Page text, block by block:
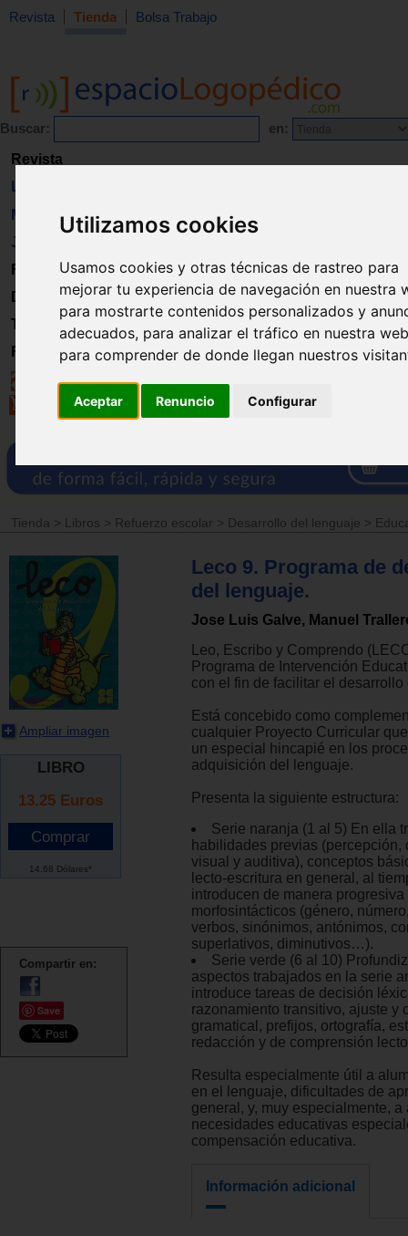
Utilizamos cookies
Usamos cookies y otras técnicas de rastreo para
mejorar tu experiencia de navegación en nuestra
para mostrarte contenidos personalizados y
adecuados, para analizar el tráfico en nuestra
para comprender de donde llegan nuestros
Aceptar Renuncio Configurar
Revista Tienda Bolsa Trabajo
Buscar: en:
Revista
Libros
Material
Juguetes
Formación
Directorio
Trabajo
Registro
Tienda > Libros > Refuerzo escolar > Desarrollo del lenguaje >
Ampliar imagen
LIBRO
13.25 Euros
14.68 Dólares*
Compartir en:
Save
Leco 9. Programa de
del lenguaje.
Jose Luis Galve, Manuel
Leo, Escribo y Comprendo
Programa de Intervención
con el fin de facilitar el
Está concebido como
cualquier Proyecto Curricular
un especial hincapié en los
adquisición del lenguaje.
Presenta la siguiente estructura:
Serie naranja (1 al 5) En ella
habilidades previas (percepción,
visual y auditiva), conceptos
lecto-escritura en general, al
introducen de manera
morfosintácticos (género,
verbos, sinónimos, antónimos,
superlativos, diminutivos…).
Serie verde (6 al 10)
aspectos trabajados en la serie
introduce tareas de decisión
razonamiento transitivo, ajuste y
gramatical, prefijos, ortografía,
redacción y de comprensión
Resulta especialmente útil a
en el lenguaje, dificultades de
general, y, muy especialmente, a
necesidades educativas
compensación educativa.
Información adicional